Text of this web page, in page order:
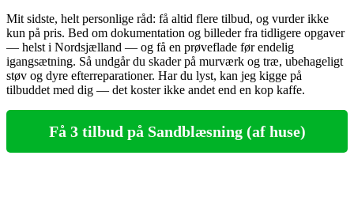
Mit sidste, helt personlige råd: få altid flere tilbud, og vurder ikke
kun på pris. Bed om dokumentation og billeder fra tidligere opgaver
— helst i Nordsjælland — og få en prøveflade før endelig
igangsætning. Så undgår du skader på murværk og træ, ubehageligt
støv og dyre efterreparationer. Har du lyst, kan jeg kigge på
tilbuddet med dig — det koster ikke andet end en kop kaffe.
Få 3 tilbud på Sandblæsning (af huse)